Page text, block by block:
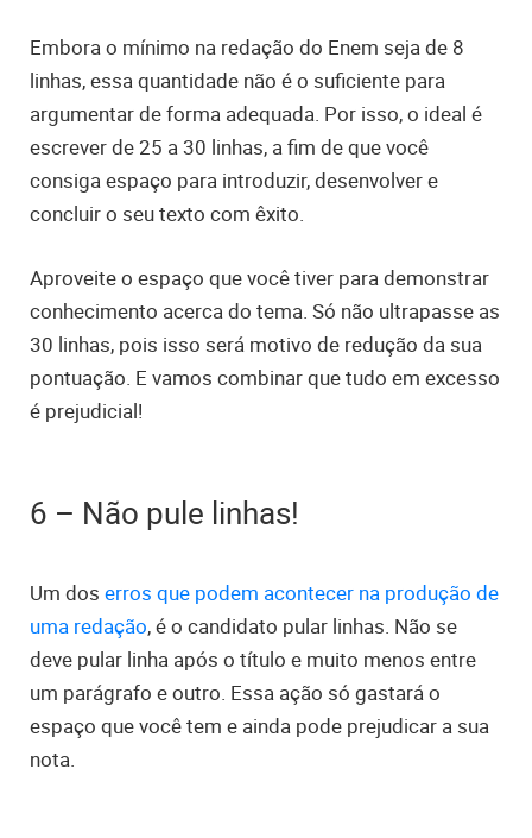
Embora o mínimo na redação do Enem seja de 8
linhas, essa quantidade não é o suficiente para
argumentar de forma adequada. Por isso, o ideal é
escrever de 25 a 30 linhas, a fim de que você
consiga espaço para introduzir, desenvolver e
concluir o seu texto com êxito.
Aproveite o espaço que você tiver para demonstrar
conhecimento acerca do tema. Só não ultrapasse as
30 linhas, pois isso será motivo de redução da sua
pontuação. E vamos combinar que tudo em excesso
é prejudicial!
6 – Não pule linhas!
Um doserros que podem acontecer na produção de
uma redação, é o candidato pular linhas. Não se
deve pular linha após o título e muito menos entre
um parágrafo e outro. Essa ação só gastará o
espaço que você tem e ainda pode prejudicar a sua
nota.